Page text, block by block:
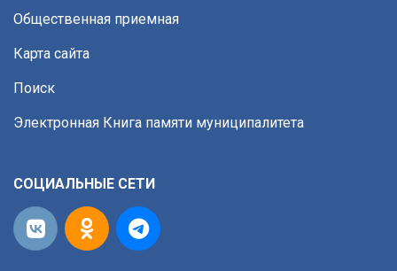
Общественная приемная
Карта сайта
Поиск
Электронная Книга памяти муниципалитета
СОЦИАЛЬНЫЕ СЕТИ